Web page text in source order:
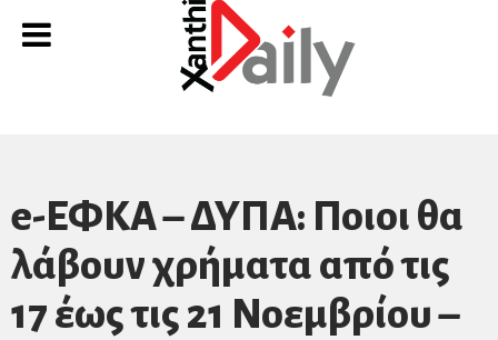
e-ΕΦΚΑ – ΔΥΠΑ: Ποιοι θα
λάβουν χρήματα από τις
17 έως τις 21 Νοεμβρίου –